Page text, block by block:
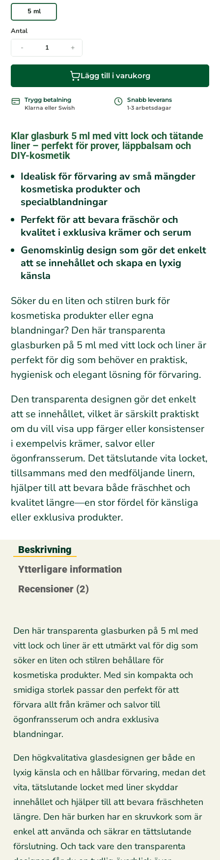
5 ml
Antal
- +
Lägg till i varukorg
Trygg betalning
Klarna eller Swish
Snabb leverans
1-3 arbetsdagar
Klar glasburk 5 ml med vitt lock och tätande
liner – perfekt för prover, läppbalsam och
DIY-kosmetik
Idealisk för förvaring av små mängder
kosmetiska produkter och
specialblandningar
Perfekt för att bevara fräschör och
kvalitet i exklusiva krämer och serum
Genomskinlig design som gör det enkelt
att se innehållet och skapa en lyxig
känsla
Söker du en liten och stilren burk för
kosmetiska produkter eller egna
blandningar? Den här transparenta
glasburken på 5 ml med vitt lock och liner är
perfekt för dig som behöver en praktisk,
hygienisk och elegant lösning för förvaring.
Den transparenta designen gör det enkelt
att se innehållet, vilket är särskilt praktiskt
om du vill visa upp färger eller konsistenser
i exempelvis krämer, salvor eller
ögonfransserum. Det tätslutande vita locket,
tillsammans med den medföljande linern,
hjälper till att bevara både fräschhet och
kvalitet längre—en stor fördel för känsliga
eller exklusiva produkter.
Beskrivning
Ytterligare information
Recensioner (2)
Den här transparenta glasburken på 5 ml med
vitt lock och liner är ett utmärkt val för dig som
söker en liten och stilren behållare för
kosmetiska produkter. Med sin kompakta och
smidiga storlek passar den perfekt för att
förvara allt från krämer och salvor till
ögonfransserum och andra exklusiva
blandningar.
Den högkvalitativa glasdesignen ger både en
lyxig känsla och en hållbar förvaring, medan det
vita, tätslutande locket med liner skyddar
innehållet och hjälper till att bevara fräschheten
längre. Den här burken har en skruvkork som är
enkel att använda och säkrar en tättslutande
förslutning. Och tack vare den transparenta